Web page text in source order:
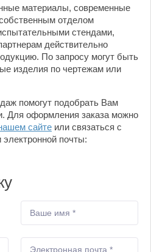
материалы, современные
отделом
стендами,
действительно
По запросу могут быть
изделия по чертежам или
помогут подобрать Вам
Для оформления заказа можно
сайте или связаться с
почты: